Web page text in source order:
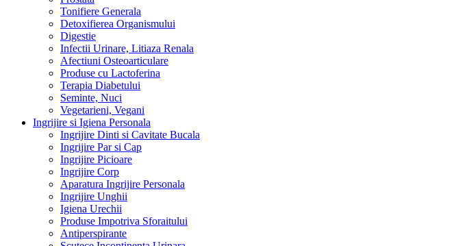
Tonifiere Generala
Detoxifierea Organismului
Digestie
Infectii Urinare, Litiaza Renala
Afectiuni Osteoarticulare
Produse cu Lactoferina
Terapia Diabetului
Seminte, Nuci
Vegetarieni, Vegani
Ingrijire si Igiena Personala
Ingrijire Dinti si Cavitate Bucala
Ingrijire Par si Cap
Ingrijire Picioare
Ingrijire Corp
Aparatura Ingrijire Personala
Ingrijire Unghii
Igiena Urechii
Produse Impotriva Sforaitului
Antiperspirante